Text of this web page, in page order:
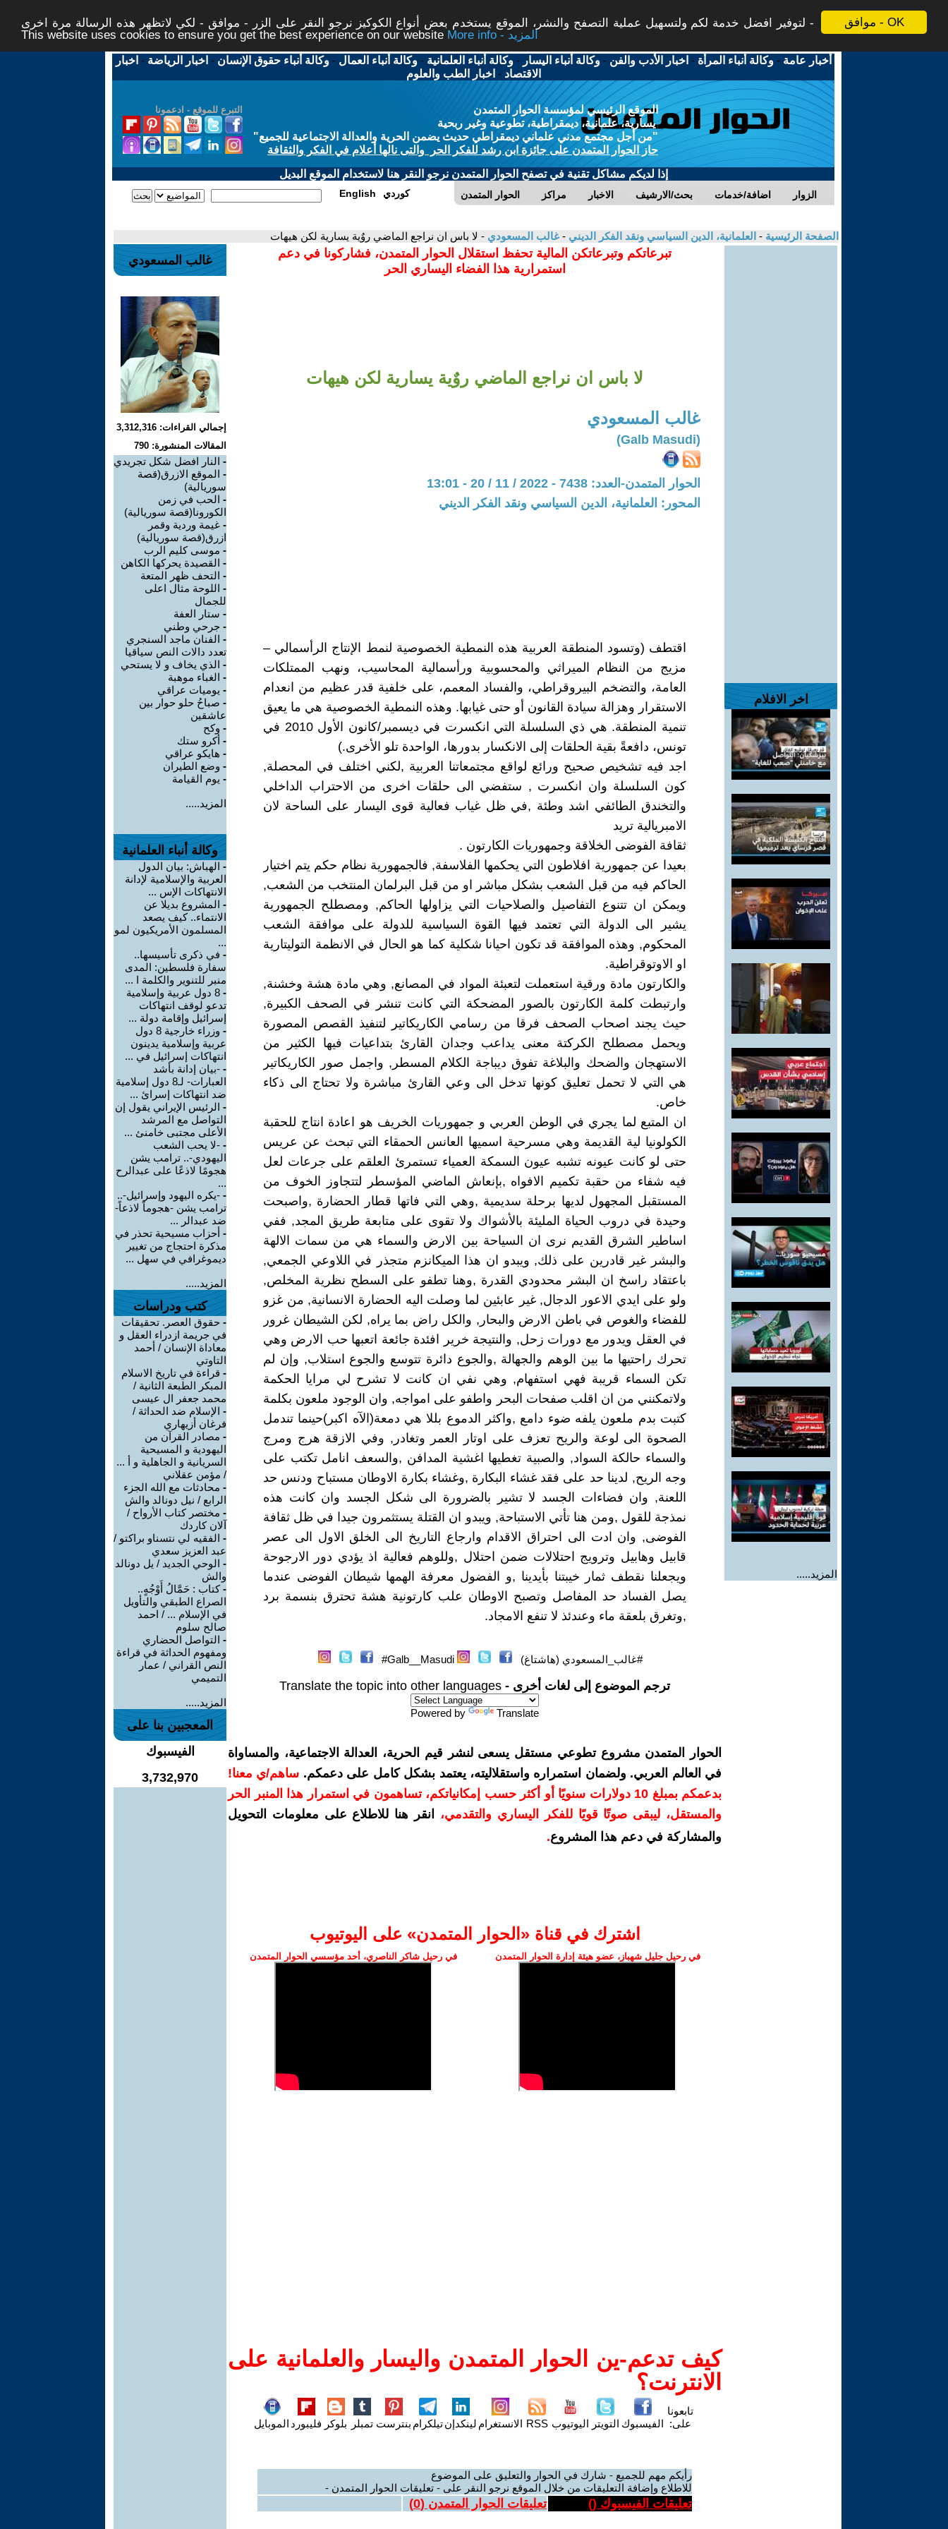
موافق - OK
لتوفير افضل خدمة لكم ولتسهيل عملية التصفح والنشر، الموقع يستخدم بعض أنواع الكوكيز نرجو النقر على الزر - موافق - لكي لاتظهر هذه الرسالة مرة اخرى -
This website uses cookies to ensure you get the best experience on our website
More info - المزيد
أخبار عامة -وكالة أنباء المرأة - اخبار الأدب والفن -وكالة أنباء اليسار -وكالة أنباء العلمانية -وكالة أنباء العمال -وكالة أنباء حقوق الإنسان - اخبار الرياضة - اخبار
الاقتصاد - اخبار الطب والعلوم
التبرع للموقع - ادعمونا
الموقع الرئيسي لمؤسسة الحوار المتمدن
يسارية، علمانية، ديمقراطية، تطوعية وغير ربحية
"من أجل مجتمع مدني علماني ديمقراطي حديث يضمن الحرية والعدالة الاجتماعية للجميع"
حاز الحوار المتمدن على جائزة ابن رشد للفكر الحر والتى نالها أعلام في الفكر والثقافة
إذا لديكم مشاكل تقنية في تصفح الحوار المتمدن نرجو النقر هنا لاستخدام الموقع البديل
الحوار المتمدن مراكز الاخبار بحث/الارشيف اضافة/خدمات الزوار English كوردي
الصفحة الرئيسية - العلمانية، الدين السياسي ونقد الفكر الديني - غالب المسعودي - لا باس ان نراجع الماضي روٌية يسارية لكن هيهات
اخر الافلام
المزيد.....
تبرعاتكم وتبرعاتكن المالية تحفظ استقلال الحوار المتمدن، فشاركونا في دعم
استمرارية هذا الفضاء اليساري الحر
لا باس ان نراجع الماضي روٌية يسارية لكن هيهات
غالب المسعودي
(Galb Masudi)
الحوار المتمدن-العدد: 7438 - 2022 / 11 / 20 - 13:01
المحور: العلمانية، الدين السياسي ونقد الفكر الديني
اقتطف (وتسود المنطقة العربية هذه النمطية الخصوصية لنمط الإنتاج الرأسمالي –
مزيج من النظام الميراثي والمحسوبية ورأسمالية المحاسيب، ونهب الممتلكات
العامة، والتضخم البيروقراطي، والفساد المعمم، على خلفية قدر عظيم من انعدام
الاستقرار وهزالة سيادة القانون أو حتى غيابها. وهذه النمطية الخصوصية هي ما يعيق
تنمية المنطقة. هي ذي السلسلة التي انكسرت في ديسمبر/كانون الأول 2010 في
تونس، دافعةً بقية الحلقات إلى الانكسار بدورها، الواحدة تلو الأخرى.)
اجد فيه تشخيص صحيح ورائع لواقع مجتمعاتنا العربية ,لكني اختلف في المحصلة,
كون السلسلة وان انكسرت , ستفضي الى حلقات اخرى من الاحتراب الداخلي
والتخندق الطائفي اشد وطئة ,في ظل غياب فعالية قوى اليسار على الساحة لان
الامبريالية تريد
ثقافة الفوضى الخلاقة وجمهوريات الكارتون .
بعيدا عن جمهورية افلاطون التي يحكمها الفلاسفة, فالجمهورية نظام حكم يتم اختيار
الحاكم فيه من قبل الشعب بشكل مباشر او من قبل البرلمان المنتخب من الشعب,
ويمكن ان تتنوع التفاصيل والصلاحيات التي يزاولها الحاكم, ومصطلح الجمهورية
يشير الى الدولة التي تعتمد فيها القوة السياسية للدولة على موافقة الشعب
المحكوم, وهذه الموافقة قد تكون احيانا شكلية كما هو الحال في الانظمة التوليتارية
او الاوتوقراطية.
والكارتون مادة ورقية استعملت لتعبئة المواد في المصانع, وهي مادة هشة وخشنة,
وارتبطت كلمة الكارتون بالصور المضحكة التي كانت تنشر في الصحف الكبيرة,
حيث يجند اصحاب الصحف فرقا من رسامي الكاريكاتير لتنفيذ القصص المصورة
ويحمل مصطلح الكركتة معنى يداعب وجدان القارئ بتداعيات فيها الكثير من
الاستهجان والضحك والبلاغة تفوق ديباجة الكلام المسطر, واجمل صور الكاريكاتير
هي التي لا تحمل تعليق كونها تدخل الى وعي القارئ مباشرة ولا تحتاج الى ذكاء
خاص.
ان المتبع لما يجري في الوطن العربي و جمهوريات الخريف هو اعادة انتاج للحقبة
الكولونيا لية القديمة وهي مسرحية اسميها العانس الحمقاء التي تبحث عن عريس
حتى لو كانت عيونه تشبه عيون السمكة العمياء تستمرئ العلقم على جرعات لعل
فيه شفاء من حقبة تكميم الافواه ,بإنعاش الماضي المؤسطر لتتجاوز الخوف من
المستقبل المجهول لديها برحلة سديمية ,وهي التي فاتها قطار الحضارة ,واصبحت
وحيدة في دروب الحياة المليئة بالأشواك ولا تقوى على متابعة طريق المجد, ففي
اساطير الشرق القديم نرى ان السياحة بين الارض والسماء هي من سمات الالهة
والبشر غير قادرين على ذلك, ويبدو ان هذا الميكانزم متجذر في اللاوعي الجمعي,
باعتقاد راسخ ان البشر محدودي القدرة ,وهنا تطفو على السطح نظرية المخلص,
ولو على ايدي الاعور الدجال, غير عابئين لما وصلت اليه الحضارة الانسانية, من غزو
للفضاء والغوص في باطن الارض والبحار, والكل راض بما يراه, لكن الشيطان غرور
في العقل ويدور مع دورات زحل, والنتيجة خرير افئدة جائعة اتعبها حب الارض وهي
تحرك راحتيها ما بين الوهم والجهالة ,والجوع دائرة تتوسع والجوع استلاب, وإن لم
تكن السماء قريبة فهي استفهام, وهي نفي ان كانت لا تشرح لي مرايا الحكمة
ولاتمكنني من ان اقلب صفحات البحر واطفو على امواجه, وان الوجود ملعون بكلمة
كتبت بدم ملعون يلفه ضوء دامع ,واكثر الدموع بللا هي دمعة(الآه اكبر)حينما تندمل
الصحوة الى لوعة والريح تعزف على اوتار العمر وتغادر, وفي الازقة هرج ومرج
والسماء حالكة السواد, والصبية تغطيها اغشية المدافن ,والسعف انامل تكتب على
وجه الريح, لدينا حد على فقد غشاء البكارة ,وغشاء بكارة الاوطان مستباح ودنس حد
اللعنة, وان فضاءات الجسد لا تشير بالضرورة الى شكل الجسد وان كانت هذه
نمذجة للقول ,ومن هنا تأتي الاستباحة, ويبدو ان القتلة يستثمرون جيدا في ظل ثقافة
الفوضى, وان ادت الى احتراق الاقدام وارجاع التاريخ الى الخلق الاول الى عصر
قابيل وهابيل وترويج احتلالات ضمن احتلال ,وللوهم فعالية اذ يؤدي دور الارجوحة
ويجعلنا نقطف ثمار خيبتنا بأيدينا ,و الفضول معرفة الهمها شيطان الفوضى عندما
يصل الفساد حد المفاصل وتصبح الاوطان علب كارتونية هشة تحترق بنسمة برد
,وتغرق بلعقة ماء وعندئذ لا تنفع الامجاد.
#غالب_المسعودي (هاشتاغ) Galb__Masudi#
ترجم الموضوع إلى لغات أخرى - Translate the topic into other languages
Powered by Translate
الحوار المتمدن مشروع تطوعي مستقل يسعى لنشر قيم الحرية، العدالة الاجتماعية، والمساواة
في العالم العربي. ولضمان استمراره واستقلاليته، يعتمد بشكل كامل على دعمكم. ساهم/ي معنا!
بدعمكم بمبلغ 10 دولارات سنويًا أو أكثر حسب إمكانياتكم، تساهمون في استمرار هذا المنبر الحر
والمستقل، ليبقى صوتًا قويًا للفكر اليساري والتقدمي،
انقر هنا للاطلاع على معلومات التحويل
والمشاركة في دعم هذا المشروع.
اشترك في قناة ‫«الحوار المتمدن» على اليوتيوب
في رحيل جليل شهباز، عضو هيئة إدارة الحوار المتمدن في رحيل شاكر الناصري، أحد مؤسسي الحوار المتمدن
كيف تدعم-ين الحوار المتمدن واليسار والعلمانية على
الانترنت؟
تابعونا
على: الفيسبوك التويتر اليوتيوب RSS الانستغرام لينكدإنتيلكرام بنترست تمبلر بلوكر فليبورد الموبايل
رأيكم مهم للجميع - شارك في الحوار والتعليق على الموضوع
للاطلاع وإضافة التعليقات من خلال الموقع نرجو النقر على - تعليقات الحوار المتمدن -
تعليقات الفيسبوك () تعليقات الحوار المتمدن (0
)
غالب المسعودي
إجمالي القراءات: 3,312,316
المقالات المنشورة: 790
- النار افضل شكل تجريدي
- الموقع الازرق(قصة
سوريالية)
- الحب في زمن
الكورونا(قصة سوريالية)
- غيمة وردية وقمر
ازرق(قصة سوريالية)
- موسى كليم الرب
- القصيدة يحركها الكاهن
- التحف ظهر المتعة
- اللوحة مثال اعلى
للجمال
- ستار العفة
- جرحي وطني
- الفنان ماجد السنجري
تعدد دالات النص سياقيا
- الذي يخاف و لا يستحي
- الغباء موهبة
- يوميات عراقي
- صباحُ حلو حوار بين
عاشقين
- وكح
- أكرو ستك
- هايكو عراقي
- وضع الطيران
- يوم القيامة
المزيد.....
وكالة أنباء العلمانية
- الهباش: بيان الدول
العربية والإسلامية لإدانة
الانتهاكات الإس ...
- المشروع بديلا عن
الانتماء.. كيف يصعد
المسلمون الأمريكيون لمو
...
- في ذكرى تأسيسها..
سفارة فلسطين: المدى
منبر للتنوير والكلمة ا ...
-
8 دول عربية وإسلامية
تدعو لوقف انتهاكات
إسرائيل وإقامة دولة ...
-
وزراء خارجية 8 دول
عربية وإسلامية يدينون
انتهاكات إسرائيل في ...
- -بيان إدانة بأشد
العبارات- لـ8 دول إسلامية
ضد انتهاكات إسرائ ...
- الرئيس الإيراني يقول إن
التواصل مع المرشد
الأعلى مجتبى خامنئ ...
- -لا يحب الشعب
اليهودي-.. ترامب يشن
هجومًا لاذعًا على عبدالرح
...
- -يكره اليهود وإسرائيل-..
ترامب يشن -هجوماً لاذعاً-
ضد عبدالر ...
- أحزاب مسيحية تحذر في
مذكرة احتجاج من تغيير
ديموغرافي في سهل ...
المزيد.....
كتب ودراسات
- حقوق العصر. تحقيقات
في جريمة ازدراء العقل و
معاداة الإنسان / أحمد
التاوتي
- قراءة في تاريخ الاسلام
المبكر الطبعة الثانية /
محمد جعفر ال عيسى
- الإسلام ضد الحداثة /
فرغان أزيهاري
- مصادر القرآن من
اليهودية و المسيحية
السريانية و الجاهلية و أ ...
/ مؤمن عقلاني
- محادثات مع الله الجزء
الرابع / نيل دونالد والش
- مختصر كتاب الأرواح /
آلان كاردك
- الفقيه لي نتسناو براكتو /
عبد العزيز سعدي
- الوحي الجديد / يل دونالد
والش
-كتاب : حَمَّالُ أَوْجُهٍ..
الصراع الطبقي والتأويل
في الإسلام ... / احمد
صالح سلوم
- التواصل الحضاري
ومفهوم الحداثة في قراءة
النص القراني / عمار
التميمي
المزيد.....
المعجبين بنا على
الفيسبوك
3,732,970